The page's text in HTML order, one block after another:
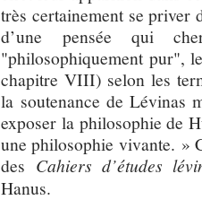
très certainement se priver
d’une pensée qui
"philosophiquement pur",
chapitre VIII) selon les
la soutenance de Lévinas
exposer la philosophie de
une philosophie vivante. »
des Cahiers d’études
Hanus.